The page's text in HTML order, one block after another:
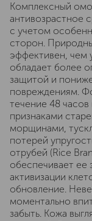
Комплексный
антивозрастное
с учетом
сторон.
эффективен, чем
обладает более
защитой и
повреждениям.
течение 48
признаками
морщинами,
потерей
отрубей (Rice
обеспечивает ее
активизации
обновление.
моментально
забыть. Кожа